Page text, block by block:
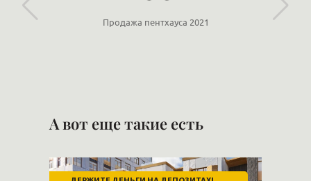
Продажа пентхауса 2021
А вот еще такие есть